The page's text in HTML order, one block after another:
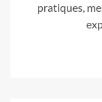
pratiques,